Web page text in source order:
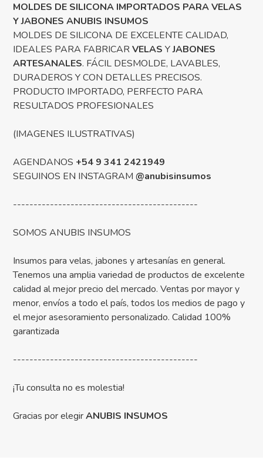
MOLDES DE SILICONA IMPORTADOS PARA VELAS
Y JABONES ANUBIS INSUMOS
MOLDES DE SILICONA DE EXCELENTE CALIDAD,
IDEALES PARA FABRICARVELAS YJABONES
ARTESANALES. FÁCIL DESMOLDE, LAVABLES,
DURADEROS Y CON DETALLES PRECISOS.
PRODUCTO IMPORTADO, PERFECTO PARA
RESULTADOS PROFESIONALES
(IMAGENES ILUSTRATIVAS)
AGENDANOS +54 9 341 2421949
SEGUINOS EN INSTAGRAM@anubisinsumos
---------------------------------------------
SOMOS ANUBIS INSUMOS
Insumos para velas, jabones y artesanías en general.
Tenemos una amplia variedad de productos de excelente
calidad al mejor precio del mercado. Ventas por mayor y
menor, envíos a todo el país, todos los medios de pago y
el mejor asesoramiento personalizado. Calidad 100%
garantizada
---------------------------------------------
¡Tu consulta no es molestia!
Gracias por elegirANUBIS INSUMOS